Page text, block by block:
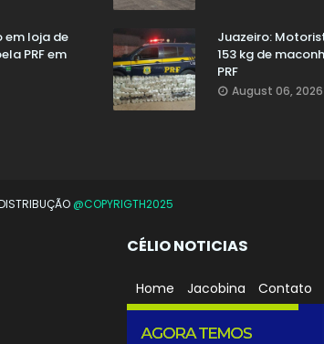
em loja de
PRF em
Juazeiro:
153 kg de
PRF
August 06, 2026
@COPYRIGTH2025
CÉLIO NOTICIAS
Home Jacobina Contato